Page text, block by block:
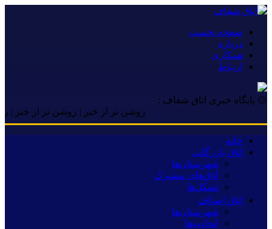
صفحه نخست
درباره
همکاری
ارتباط
۞ پایگاه خبری اتاق شفاف :
روشن تر از خبر | روشن تر از خبر |
خانه
اتاق بازرگانی
شهرستان‌ها
اتاق‌های مشترک
تشکل‌ها
اتاق اصناف
شهرستان‌ها
اتحادیه‌ها